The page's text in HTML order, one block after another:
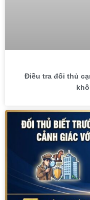
Điều tra đối thủ